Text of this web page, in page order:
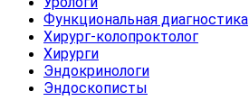
Функциональная диагностика
Хирург-колопроктолог
Хирурги
Эндокринологи
Эндоскописты